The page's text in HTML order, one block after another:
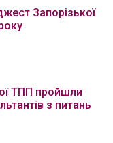
Запорізької
ТПП пройшли
з питань